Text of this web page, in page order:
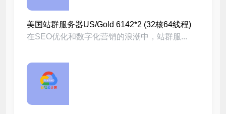
美国站群服务器US/Gold 6142*2 (32核64线程)
在SEO优化和数字化营销的浪潮中，站群服...